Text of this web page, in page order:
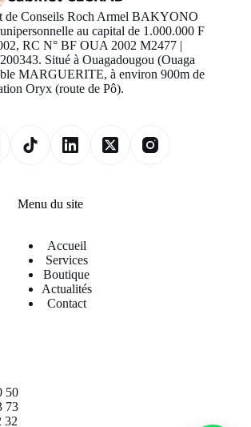
de Conseils Roch Armel BAKYONO
au capital de 1.000.000 F
RC N° BF OUA 2002 M2477 |
Situé à Ouagadougou (Ouaga
MARGUERITE, à environ 900m de
Oryx (route de Pô).
Menu du site
Accueil
Services
Boutique
Actualités
Contact
50
73
32